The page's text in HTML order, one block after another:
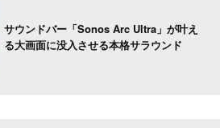
サウンドバー「Sonos Arc Ultra」が叶え
る大画面に没入させる本格サラウンド